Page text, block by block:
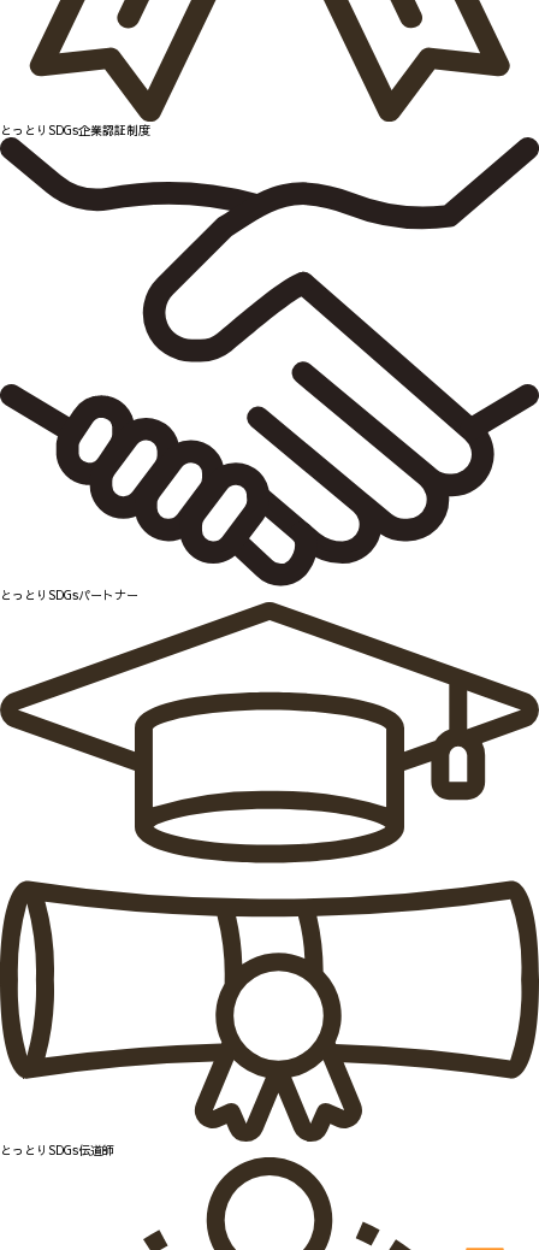
とっとりSDGs企業認証制度
とっとりSDGsパートナー
とっとりSDGs伝道師